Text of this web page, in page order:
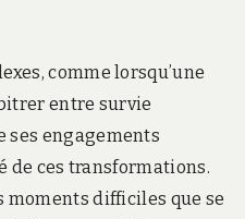
comme lorsqu’une
entre survie
ses engagements
de ces transformations.
moments difficiles que se